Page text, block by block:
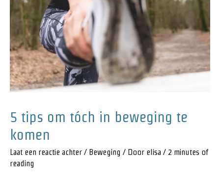
5 tips om tóch in beweging te
komen
Laat een reactie achter / Beweging / Door elisa / 2 minutes of
reading